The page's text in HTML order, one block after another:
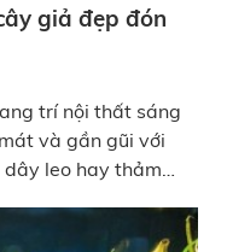
giả đẹp đón
trí nội thất sáng
và gần gũi với
dây leo hay thảm
chỉ tạo ra hiệu